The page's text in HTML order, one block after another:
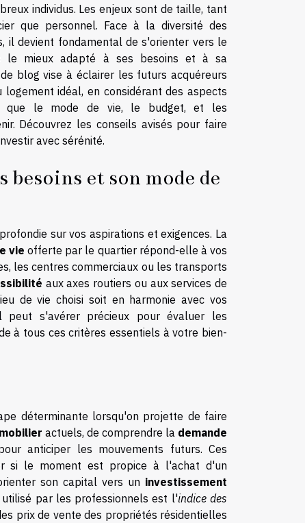
individus. Les enjeux sont de taille, tant
que personnel. Face à la diversité des
il devient fondamental de s'orienter vers le
le mieux adapté à ses besoins et à sa
blog vise à éclairer les futurs acquéreurs
idéal, en considérant des aspects
que le mode de vie, le budget, et les
Découvrez les conseils avisés pour faire
avec sérénité.
besoins et son mode de
sur vos aspirations et exigences. La
vie offerte par le quartier répond-elle à vos
les centres commerciaux ou les transports
aux axes routiers ou aux services de
de vie choisi soit en harmonie avec vos
peut s'avérer précieux pour évaluer les
à tous ces critères essentiels à votre bien-
déterminante lorsqu'on projette de faire
actuels, de comprendre la demande
anticiper les mouvements futurs. Ces
si le moment est propice à l'achat d'un
son capital vers un investissement
utilisé par les professionnels est l'indice des
prix de vente des propriétés résidentielles